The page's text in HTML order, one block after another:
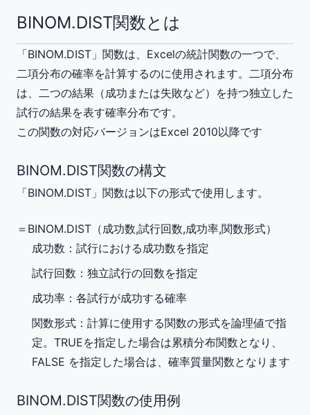
BINOM.DIST関数とは
「BINOM.DIST」関数は、Excelの統計関数の一つで、
二項分布の確率を計算するのに使用されます。二項分布
は、二つの結果（成功または失敗など）を持つ独立した
試行の結果を表す確率分布です。
この関数の対応バージョンはExcel 2010以降です
BINOM.DIST関数の構文
「BINOM.DIST」関数は以下の形式で使用します。
＝BINOM.DIST（成功数,試行回数,成功率,関数形式）
成功数 ：試行における成功数を指定
試行回数 ：独立試行の回数を指定
成功率 ：各試行が成功する確率
関数形式 ：計算に使用する関数の形式を論理値で指
定。TRUEを指定した場合は累積分布関数となり、
FALSE を指定した場合は、確率質量関数となります
BINOM.DIST関数の使用例